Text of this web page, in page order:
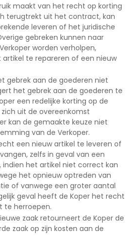
maakt van het recht op korting
terugtrekt uit het contract, kan
leveren of het juridische
gebreken kunnen naar
worden verholpen,
te repareren of een nieuw
gebrek aan de goederen niet
het gebrek aan de goederen te
een redelijke korting op de
uit de overeenkomst
kan de gemaakte keuze niet
van de Verkoper.
een nieuw artikel te leveren of
zelfs in geval van een
het artikel niet correct kan
het opnieuw optreden van
of vanwege een groter aantal
geval heeft de Koper het recht
te herroepen.
zaak retourneert de Koper de
zaak op zijn kosten aan de